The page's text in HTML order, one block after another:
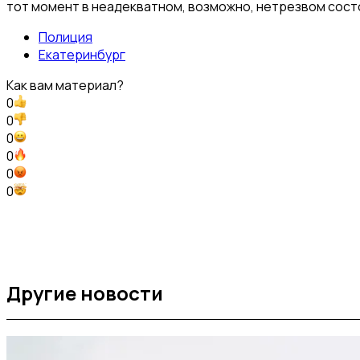
тот момент в неадекватном, возможно, нетрезвом
Полиция
Екатеринбург
Как вам материал?
0
0
0
0
0
0
Другие новости